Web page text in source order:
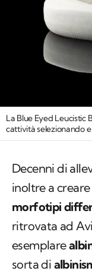
La Blue Eyed Leucistic
cattività selezionando
Decenni di
inoltre a creare
morfotipi
ritrovata ad
esemplare
sorta di